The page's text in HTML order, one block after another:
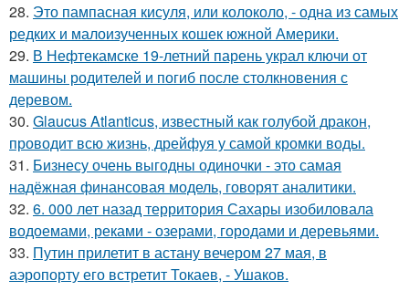
28. Это пампасная кисуля, или колоколо, - одна из самых
редких и малоизученных кошек южной Америки.
29. В Нефтекамске 19-летний парень украл ключи от
машины родителей и погиб после столкновения с
деревом.
30. Glaucus Atlanticus, известный как голубой дракон,
проводит всю жизнь, дрейфуя у самой кромки воды.
31. Бизнесу очень выгодны одиночки - это самая
надёжная финансовая модель, говорят аналитики.
32. 6. 000 лет назад территория Сахары изобиловала
водоемами, реками - озерами, городами и деревьями.
33. Путин прилетит в астану вечером 27 мая, в
аэропорту его встретит Токаев, - Ушаков.